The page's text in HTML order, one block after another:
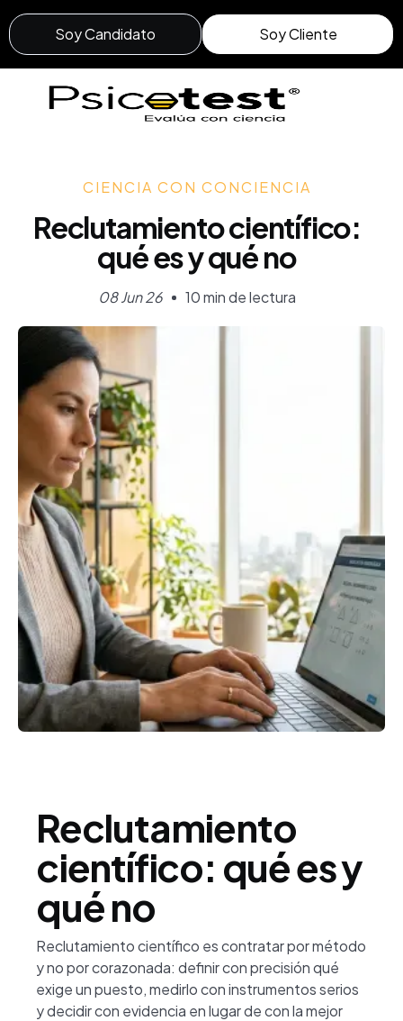
Soy Candidato Soy Cliente
CIENCIA CON CONCIENCIA
Reclutamiento científico:
qué es y qué no
08 Jun 26 10 min de lectura
Reclutamiento
científico: qué es y
qué no
Reclutamiento científico es contratar por método
y no por corazonada: definir con precisión qué
exige un puesto, medirlo con instrumentos serios
y decidir con evidencia en lugar de con la mejor